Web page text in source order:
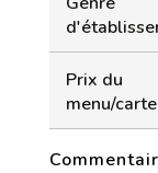
Prix du
menu/carte